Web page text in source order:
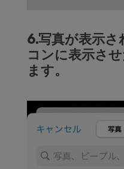
6.写真が表示さ
コンに表示さ
ます。